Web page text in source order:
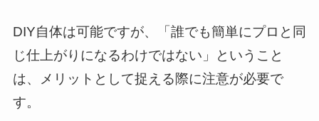
DIY自体は可能ですが、「誰でも簡単にプロと同
じ仕上がりになるわけではない」ということ
は、メリットとして捉える際に注意が必要で
す。